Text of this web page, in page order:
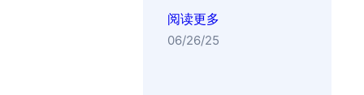
阅读更多
06/26/25